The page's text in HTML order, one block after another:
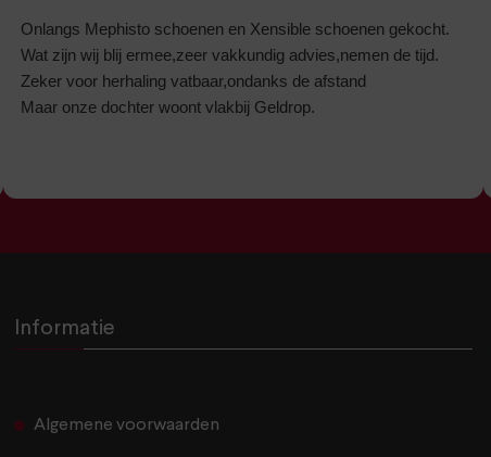
Onlangs Mephisto schoenen en Xensible schoenen gekocht.
Wat zijn wij blij ermee,zeer vakkundig advies,nemen de tijd.
Zeker voor herhaling vatbaar,ondanks de afstand
Maar onze dochter woont vlakbij Geldrop.
Informatie
Algemene voorwaarden